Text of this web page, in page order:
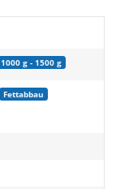
1000 g - 1500 g
Fettabbau